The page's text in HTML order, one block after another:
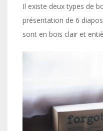
Il existe deux types de
présentation de 6
sont en bois clair et